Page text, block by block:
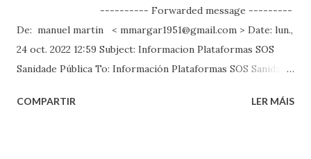
---------- Forwarded message ---------
De: manuel martin < mmargar1951@gmail.com > Date: lun.,
24 oct. 2022 12:59 Subject: Informacion Plataformas SOS
Sanidade Pública To: Información Plataformas SOS Sanidade
Pública Plataforma da Mariña Os comites de empresa de
COMPARTIR LER MÁIS